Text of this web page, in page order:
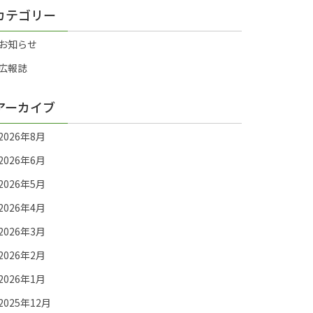
テゴリー
お知らせ
報誌
ーカイブ
年8月
年6月
年5月
年4月
年3月
年2月
年1月
年12月